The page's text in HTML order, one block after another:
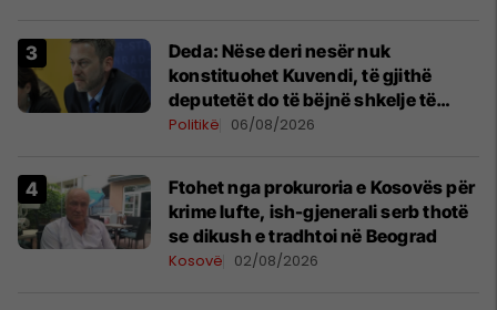
Deda: Nëse deri nesër nuk
konstituohet Kuvendi, të gjithë
deputetët do të bëjnë shkelje të
rëndë kushtetuese
Politikë 06/08/2026
Ftohet nga prokuroria e Kosovës për
krime lufte, ish-gjenerali serb thotë
se dikush e tradhtoi në Beograd
Kosovë 02/08/2026